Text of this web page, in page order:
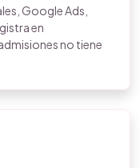
Google Ads,
en
no tiene